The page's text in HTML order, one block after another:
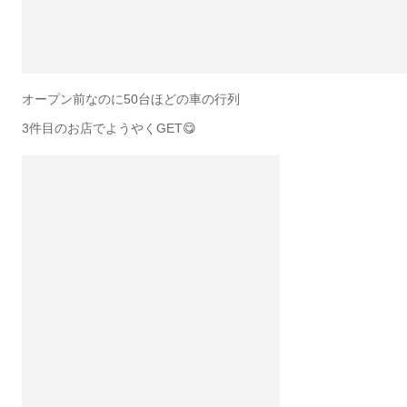
オープン前なのに50台ほどの車の行列
3件目のお店でようやくGET😋